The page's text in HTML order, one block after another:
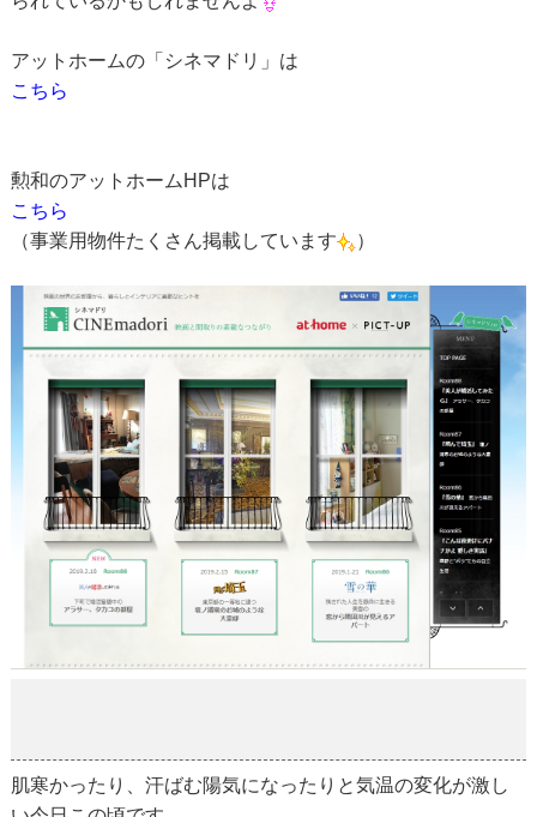
アットホームの「シネマドリ」は
こちら
勲和のアットホームHPは
こちら
（事業用物件たくさん掲載しています
）
肌寒かったり、汗ばむ陽気になったりと気温の変化が激し